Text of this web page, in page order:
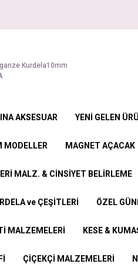
AKSESUAR YENİ GELEN
MODELLER MAGNET AÇACAK
MALZ. & CİNSİYET BELİRLEME
ve ÇEŞİTLERİ ÖZEL
MALZEMELERİ KESE &
ÇİÇEKÇİ MALZEMELERİ